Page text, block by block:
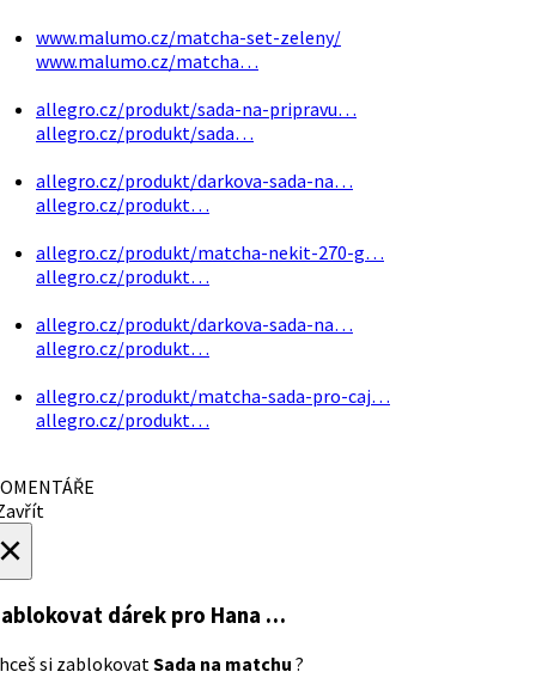
www.malumo.cz/matcha-set-zeleny/
www.malumo.cz/matcha…
allegro.cz/produkt/sada-na-pripravu…
allegro.cz/produkt/sada…
allegro.cz/produkt/darkova-sada-na…
allegro.cz/produkt…
allegro.cz/produkt/matcha-nekit-270-g…
allegro.cz/produkt…
allegro.cz/produkt/darkova-sada-na…
allegro.cz/produkt…
allegro.cz/produkt/matcha-sada-pro-caj…
allegro.cz/produkt…
dárek pro Hana …
si zablokovatSada na matchu ?